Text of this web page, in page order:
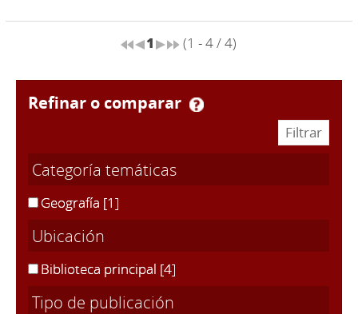
1 (1 - 4 / 4)
refinar o comparar
Categoría temáticas
Geografía [1]
Ubicación
Biblioteca principal [4]
Tipo de publicación